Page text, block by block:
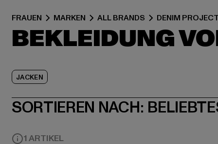
FRAUEN MARKEN ALL BRANDS DENIM
BEKLEIDUNG
JACKEN
SORTIEREN NACH:
1 ARTIKEL